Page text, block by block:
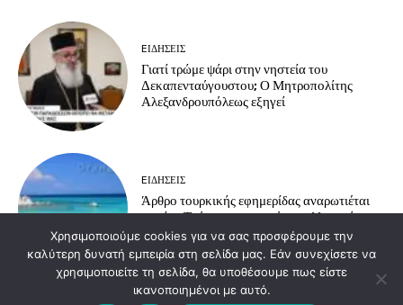
EΙΔΗΣΕΙΣ
Γιατί τρώμε ψάρι στην νηστεία του
Δεκαπενταύγουστου; Ο Μητροπολίτης
Αλεξανδρουπόλεως εξηγεί
EΙΔΗΣΕΙΣ
Άρθρο τουρκικής εφημερίδας αναρωτιέται
γιατί οι Τούρκοι προτιμούν τα ελληνικά
νησιά για διακοπές
Load more
Χρησιμοποιούμε cookies για να σας προσφέρουμε την
καλύτερη δυνατή εμπειρία στη σελίδα μας. Εάν συνεχίσετε να
χρησιμοποιείτε τη σελίδα, θα υποθέσουμε πως είστε
ικανοποιημένοι με αυτό.